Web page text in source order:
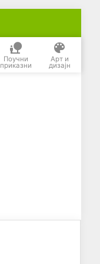
Поучни
приказни
Арт и
дизајн